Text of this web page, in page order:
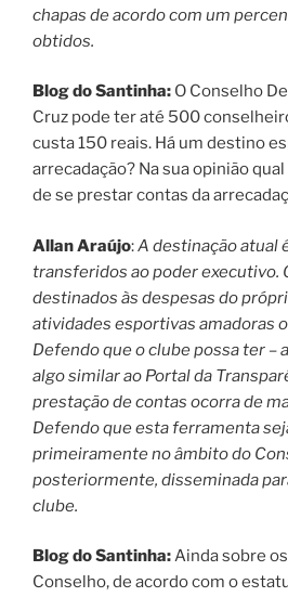
chapas de acordo com um
obtidos.
Blog do Santinha: O Conselho
Cruz pode ter até 500
custa 150 reais. Há um destino
arrecadação? Na sua opinião
de se prestar contas da
Allan Araújo:A destinação atual
transferidos ao poder executivo.
destinados às despesas do
atividades esportivas amadoras
Defendo que o clube possa ter –
algo similar ao Portal da
prestação de contas ocorra de
Defendo que esta ferramenta
primeiramente no âmbito do
posteriormente, disseminada
clube.
Blog do Santinha:Ainda sobre
Conselho, de acordo com o